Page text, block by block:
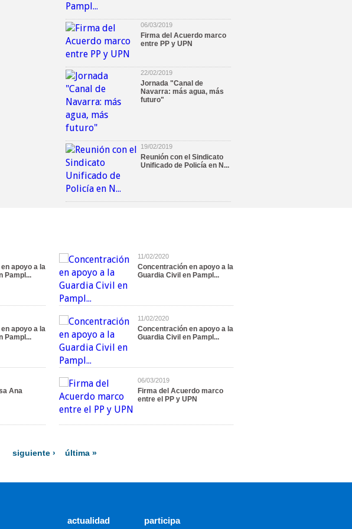
06/03/2019
Firma del Acuerdo marco
entre PP y UPN
22/02/2019
Jornada "Canal de
Navarra: más agua, más
futuro"
19/02/2019
Reunión con el Sindicato
Unificado de Policía en N...
apoyo a la
Pampl...
11/02/2020
Concentración en apoyo a la
Guardia Civil en Pampl...
apoyo a la
Pampl...
11/02/2020
Concentración en apoyo a la
Guardia Civil en Pampl...
Ana
06/03/2019
Firma del Acuerdo marco
entre el PP y UPN
siguiente › última »
actualidad participa